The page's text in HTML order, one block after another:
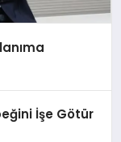
İşe Götür